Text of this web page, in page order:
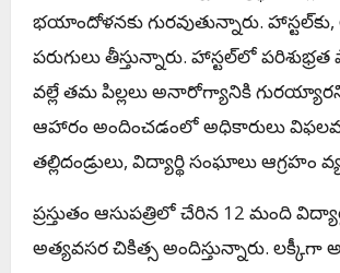
భయాందోళనకు గురవుతున్నారు. హాస్టల్‌కు,
పరుగులు తీస్తున్నారు. హాస్టల్‌లో
వల్లే తమ పిల్లలు అనారోగ్యానికి
ఆహారం అందించడంలో అధికారులు
తల్లిదండ్రులు, విద్యార్థి సంఘాలు ఆగ్రహం
ప్రస్తుతం ఆసుపత్రిలో చేరిన 12 మంది
అత్యవసర చికిత్స అందిస్తున్నారు. లక్కీగా